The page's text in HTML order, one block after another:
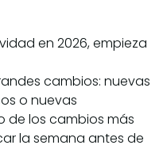
en 2026, empieza
cambios: nuevas
o nuevas
de los cambios más
la semana antes de